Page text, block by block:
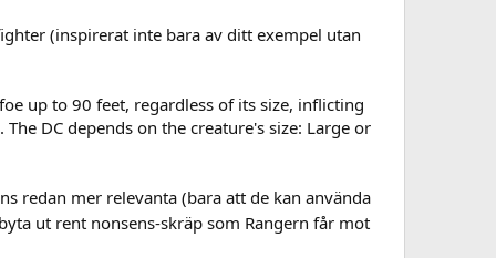
(inspirerat inte bara av ditt exempel utan
up to 90 feet, regardless of its size, inflicting
DC depends on the creature's size: Large or
redan mer relevanta (bara att de kan använda
ut rent nonsens-skräp som Rangern får mot